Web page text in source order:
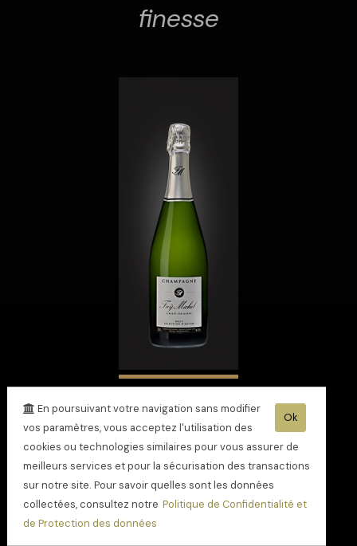
finesse
Champagne Cuvée
Sélection d'Antan
Ok
En poursuivant votre navigation sans modifier
vos paramètres, vous acceptez l'utilisation des
cookies ou technologies similaires pour vous assurer de
meilleurs services et pour la sécurisation des transactions
sur notre site. Pour savoir quelles sont les données
collectées, consultez notre Politique de Confidentialité et
de Protection des données